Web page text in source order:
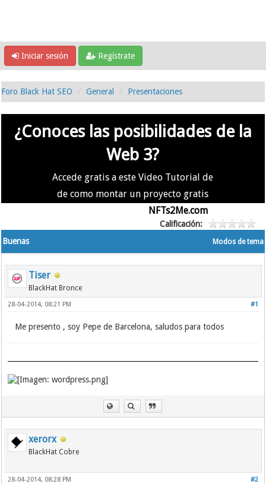
Iniciar sesión Regístrate
Foro Black Hat SEO General Presentaciones
¿Conoces las posibilidades de la
Web 3?
Accede gratis a este Video Tutorial de
de como montar un proyecto gratis
NFTs2Me.com
Calificación:
Modos de tema
Buenas
Tiser
BlackHat Bronce
#1
28-04-2014, 08:21 PM
Me presento , soy Pepe de Barcelona, saludos para todos
xerorx
BlackHat Cobre
#2
28-04-2014, 08:28 PM